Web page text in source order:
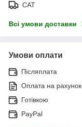
САТ
Всі умови доставки
Умови оплати
Післяплата
Оплата на рахунок
Готівкою
PayPal